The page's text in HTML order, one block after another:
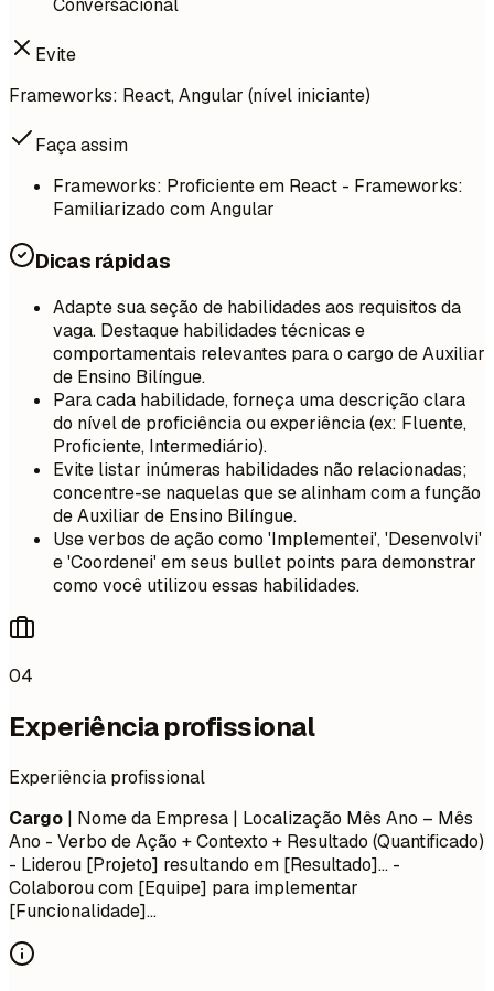
Conversacional
Evite
Frameworks: React, Angular (nível iniciante)
Faça assim
Frameworks: Proficiente em React - Frameworks:
Familiarizado com Angular
Dicas rápidas
Adapte sua seção de habilidades aos requisitos da
vaga. Destaque habilidades técnicas e
comportamentais relevantes para o cargo de Auxiliar
de Ensino Bilíngue.
Para cada habilidade, forneça uma descrição clara
do nível de proficiência ou experiência (ex: Fluente,
Proficiente, Intermediário).
Evite listar inúmeras habilidades não relacionadas;
concentre-se naquelas que se alinham com a função
de Auxiliar de Ensino Bilíngue.
Use verbos de ação como 'Implementei', 'Desenvolvi'
e 'Coordenei' em seus bullet points para demonstrar
como você utilizou essas habilidades.
04
Experiência profissional
Experiência profissional
Cargo | Nome da Empresa | Localização Mês Ano – Mês
Ano - Verbo de Ação + Contexto + Resultado (Quantificado)
- Liderou [Projeto] resultando em [Resultado]... -
Colaborou com [Equipe] para implementar
[Funcionalidade]...